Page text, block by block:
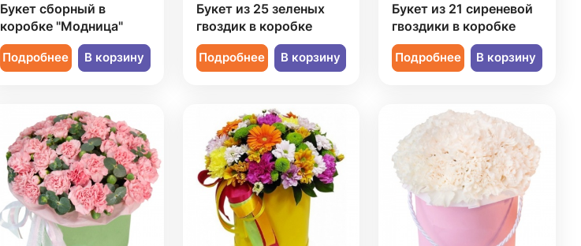
Букет сборный в
коробке "Модница"
Подробнее В корзину
Букет из 25 зеленых
гвоздик в коробке
Подробнее В корзину
Букет из 21 сиреневой
гвоздики в коробке
Подробнее В корзину